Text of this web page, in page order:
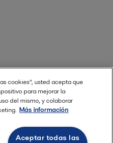
cookies”, usted acepta que
para mejorar la
del mismo, y colaborar
Más información
Aceptar todas las